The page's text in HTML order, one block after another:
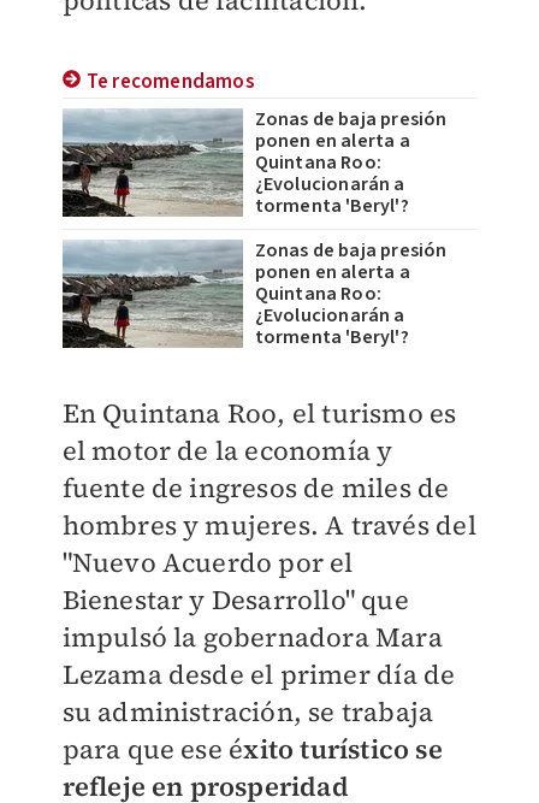
Te recomendamos
Zonas de baja presión
ponen en alerta a
Quintana Roo:
¿Evolucionarán a
tormenta 'Beryl'?
Zonas de baja presión
ponen en alerta a
Quintana Roo:
¿Evolucionarán a
tormenta 'Beryl'?
En Quintana Roo, el turismo es
el motor de la economía y
fuente de ingresos de miles de
hombres y mujeres. A través del
"Nuevo Acuerdo por el
Bienestar y Desarrollo" que
impulsó la gobernadora Mara
Lezama desde el primer día de
su administración, se trabaja
para que ese éxito turístico se
refleje en prosperidad